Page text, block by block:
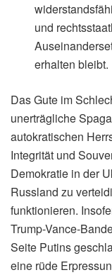
und
erhalten bleibt.
Das Gute im
unerträgliche
autokratischen
Integrität und
Demokratie in der
Russland zu
funktionieren.
Trump-Vance-
Seite Putins
eine rüde